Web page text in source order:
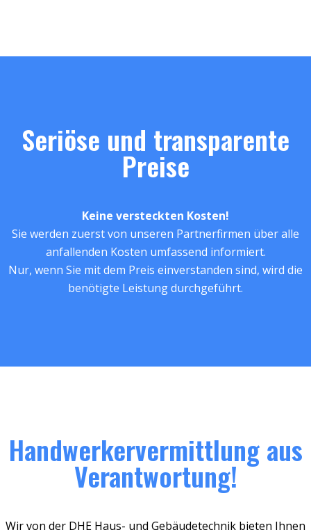
Seriöse und transparente
Preise
Keine versteckten Kosten!
Sie werden zuerst von unseren Partnerfirmen über alle
anfallenden Kosten umfassend informiert.
Nur, wenn Sie mit dem Preis einverstanden sind, wird die
benötigte Leistung durchgeführt.
Handwerkervermittlung aus
Verantwortung!
Wir von der DHE Haus- und Gebäudetechnik bieten Ihnen